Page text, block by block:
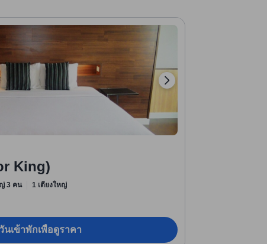
King)
3 คน 1 เตียงใหญ่
นเข้าพักเพื่อดูราคา